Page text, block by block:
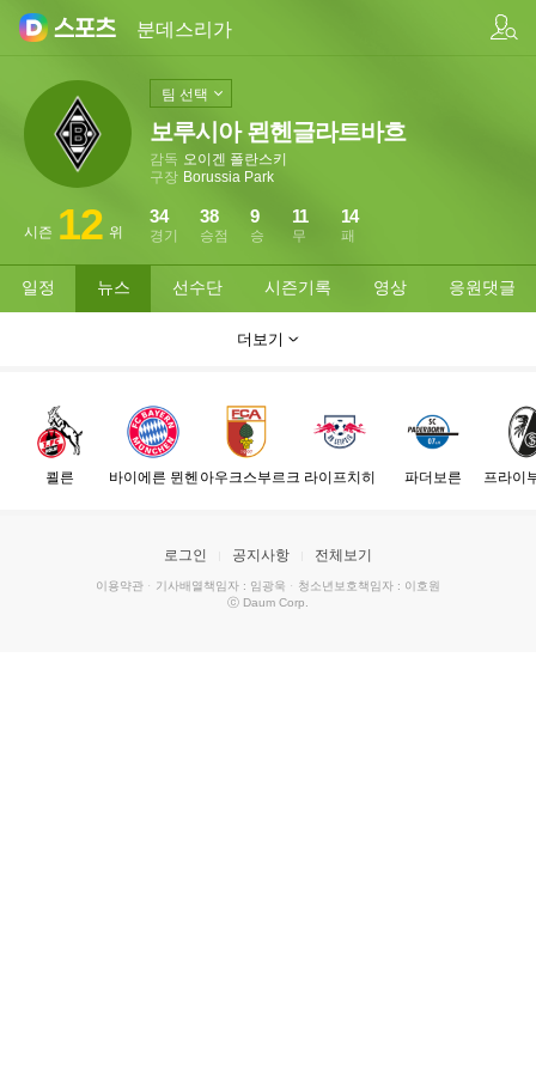
분데스리가
보루시아 묀헨글라트바흐
감독 오이겐 폴란스키
구장 Borussia Park
시즌 12 위 경기
34
승점
38
승
9
무
11
패
14
팀 선택
일정 뉴스 선수단 시즌기록 영상 응원댓글
더보기
쾰른 바이에른 뮌헨 아우크스부르크 라이프치히 파더보른 프라이
로그인 공지사항 전체보기
이용약관 · 기사배열책임자 : 임광욱 · 청소년보호책임자 : 이호원
ⓒ Daum Corp.